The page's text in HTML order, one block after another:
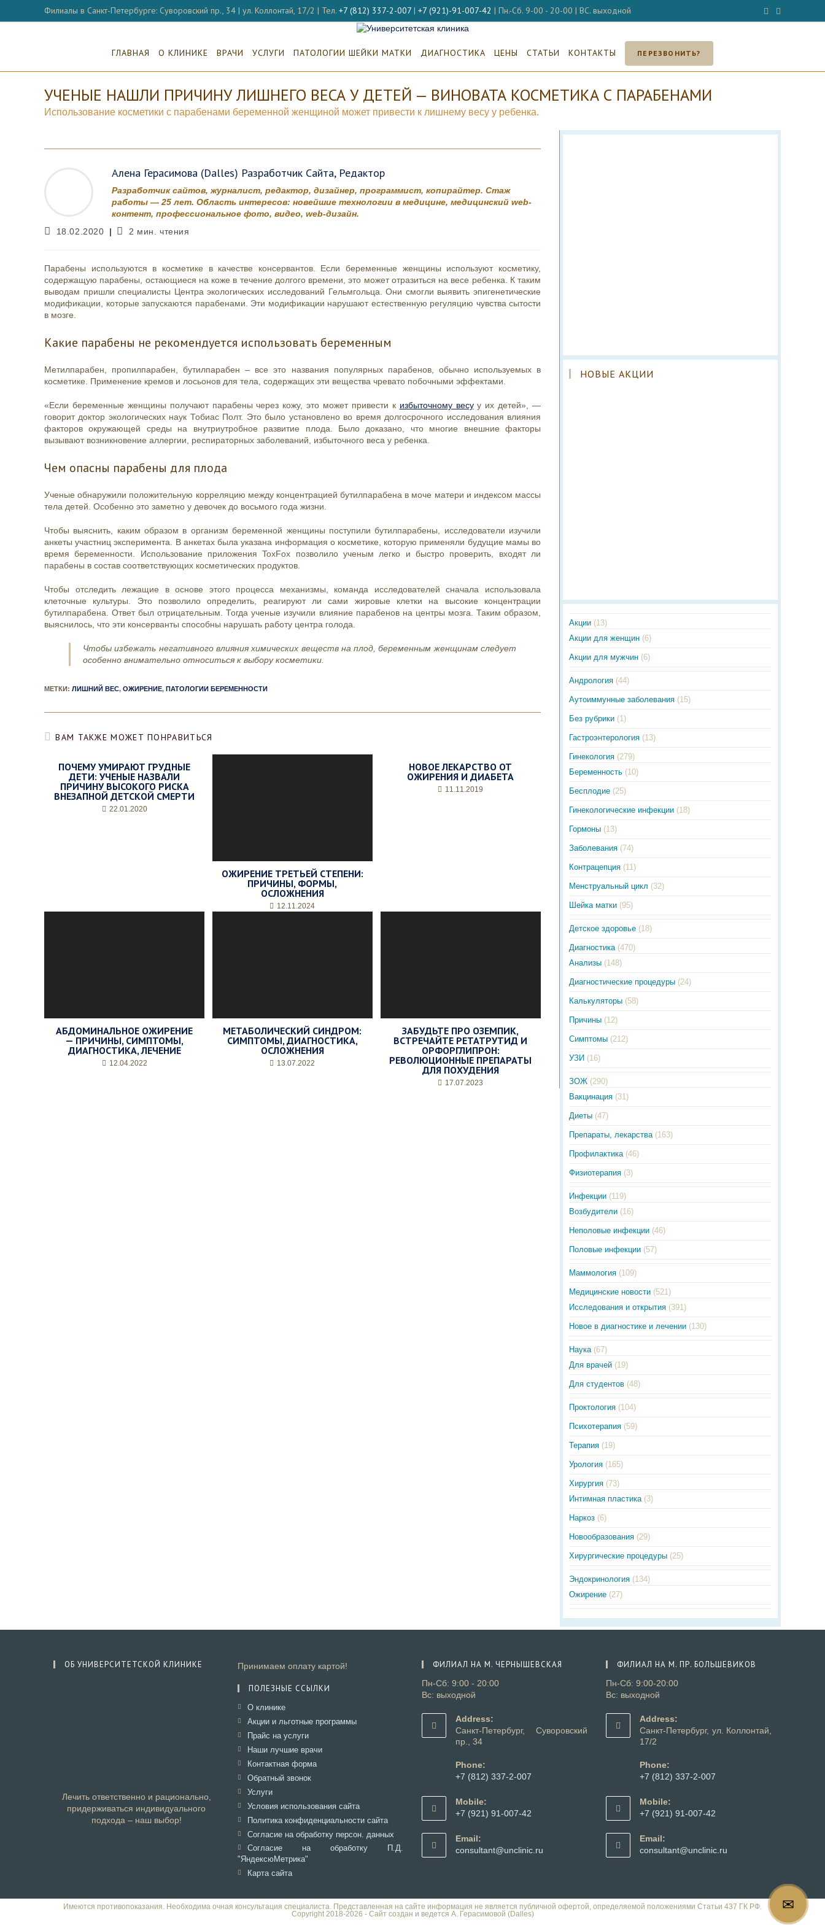
Филиалы в Санкт-Петербурге: Суворовский пр., 34 | ул. Коллонтай, 17/2 | Тел. +7 (812) 337-2-007 | +7 (921)-91-007-42 | Пн.-Сб. 9-00 - 20-00 | ВС. выходной
ГЛАВНАЯ О КЛИНИКЕ ВРАЧИ УСЛУГИ ПАТОЛОГИИ ШЕЙКИ МАТКИ ДИАГНОСТИКА ЦЕНЫ СТАТЬИ КОНТАКТЫ ПЕРЕЗВОНИТЬ?
УЧЕНЫЕ НАШЛИ ПРИЧИНУ ЛИШНЕГО ВЕСА У ДЕТЕЙ — ВИНОВАТА КОСМЕТИКА С ПАРАБЕНАМИ
Использование косметики с парабенами беременной женщиной может привести к лишнему весу у ребенка.
Алена Герасимова (Dalles) Разработчик Сайта, Редактор
Разработчик сайтов, журналист, редактор, дизайнер, программист, копирайтер. Стаж
работы — 25 лет. Область интересов: новейшие технологии в медицине, медицинский web-
контент, профессиональное фото, видео, web-дизайн.
Запись
18.02.2020
Время
2 мин. чтения
Парабены используются в косметике в качестве консервантов. Если беременные женщины используют косметику,
содержащую парабены, остающиеся на коже в течение долгого времени, это может отразиться на весе ребенка. К таким
выводам пришли специалисты Центра экологических исследований Гельмгольца. Они смогли выявить эпигенетические
модификации, которые запускаются парабенами. Эти модификации нарушают естественную регуляцию чувства сытости
в мозге.
Какие парабены не рекомендуется использовать беременным
Метилпарабен, пропилпарабен, бутилпарабен – все это названия популярных парабенов, обычно используемых в
косметике. Применение кремов и лосьонов для тела, содержащих эти вещества чревато побочными эффектами.
«Если беременные женщины получают парабены через кожу, это может привести к избыточному весуу их детей», —
говорит доктор экологических наук Тобиас Полт. Это было установлено во время долгосрочного исследования влияния
факторов окружающей среды на внутриутробное развитие плода. Было доказано, что многие внешние факторы
вызывают возникновение аллергии, респираторных заболеваний, избыточного веса у ребенка.
Чем опасны парабены для плода
Ученые обнаружили положительную корреляцию между концентрацией бутилпарабена в моче матери и индексом массы
тела детей. Особенно это заметно у девочек до восьмого года жизни.
Чтобы выяснить, каким образом в организм беременной женщины поступили бутилпарабены, исследователи изучили
анкеты участниц эксперимента. В анкетах была указана информация о косметике, которую применяли будущие мамы во
время беременности. Использование приложения ToxFox позволило ученым легко и быстро проверить, входят ли
парабены в состав соответствующих косметических продуктов.
Чтобы отследить лежащие в основе этого процесса механизмы, команда исследователей сначала использовала
клеточные культуры. Это позволило определить, реагируют ли сами жировые клетки на высокие концентрации
бутилпарабена. Ответ был отрицательным. Тогда ученые изучили влияние парабенов на центры мозга. Таким образом,
выяснилось, что эти консерванты способны нарушать работу центра голода.
Чтобы избежать негативного влияния химических веществ на плод, беременным женщинам следует
особенно внимательно относиться к выбору косметики.
МЕТКИ: ЛИШНИЙ ВЕС, ОЖИРЕНИЕ, ПАТОЛОГИИ БЕРЕМЕННОСТИ
ВАМ ТАКЖЕ МОЖЕТ ПОНРАВИТЬСЯ
ПОЧЕМУ УМИРАЮТ ГРУДНЫЕ
ДЕТИ: УЧЕНЫЕ НАЗВАЛИ
ПРИЧИНУ ВЫСОКОГО РИСКА
ВНЕЗАПНОЙ ДЕТСКОЙ СМЕРТИ
22.01.2020
ОЖИРЕНИЕ ТРЕТЬЕЙ СТЕПЕНИ:
ПРИЧИНЫ, ФОРМЫ,
ОСЛОЖНЕНИЯ
12.11.2024
НОВОЕ ЛЕКАРСТВО ОТ
ОЖИРЕНИЯ И ДИАБЕТА
11.11.2019
АБДОМИНАЛЬНОЕ ОЖИРЕНИЕ
— ПРИЧИНЫ, СИМПТОМЫ,
ДИАГНОСТИКА, ЛЕЧЕНИЕ
12.04.2022
МЕТАБОЛИЧЕСКИЙ СИНДРОМ:
СИМПТОМЫ, ДИАГНОСТИКА,
ОСЛОЖНЕНИЯ
13.07.2022
ЗАБУДЬТЕ ПРО ОЗЕМПИК,
ВСТРЕЧАЙТЕ РЕТАТРУТИД И
ОРФОРГЛИПРОН:
РЕВОЛЮЦИОННЫЕ ПРЕПАРАТЫ
ДЛЯ ПОХУДЕНИЯ
17.07.2023
НОВЫЕ АКЦИИ
Акции (13)
Акции для женщин (6)
Акции для мужчин (6)
Андрология (44)
Аутоиммунные заболевания (15)
Без рубрики (1)
Гастроэнтерология (13)
Гинекология (279)
Беременность (10)
Бесплодие (25)
Гинекологические инфекции (18)
Гормоны (13)
Заболевания (74)
Контрацепция (11)
Менструальный цикл (32)
Шейка матки (95)
Детское здоровье (18)
Диагностика (470)
Анализы (148)
Диагностические процедуры (24)
Калькуляторы (58)
Причины (12)
Симптомы (212)
УЗИ (16)
ЗОЖ (290)
Вакцинация (31)
Диеты (47)
Препараты, лекарства (163)
Профилактика (46)
Физиотерапия (3)
Инфекции (119)
Возбудители (16)
Неполовые инфекции (46)
Половые инфекции (57)
Маммология (109)
Медицинские новости (521)
Исследования и открытия (391)
Новое в диагностике и лечении (130)
Наука (67)
Для врачей (19)
Для студентов (48)
Проктология (104)
Психотерапия (59)
Терапия (19)
Урология (165)
Хирургия (73)
Интимная пластика (3)
Наркоз (6)
Новообразования (29)
Хирургические процедуры (25)
Эндокринология (134)
Ожирение (27)
ОБ УНИВЕРСИТЕТСКОЙ КЛИНИКЕ
Лечить ответственно и рационально,
придерживаться индивидуального
подхода – наш выбор!
Принимаем оплату картой!
ПОЛЕЗНЫЕ ССЫЛКИ
О клиникеОткроется
в
вкладке
Акции и льготные программыОткроется
Прайс на услугиОткроется
в
вкладке
Наши лучшие врачиОткроется
Контактная формаОткроется
Обратный звонокОткроется
вкладке
УслугиОткроется
в
вкладке
Условия использования сайтаОткроется
в
вкладке
Политика конфиденциальности сайтаОткроется
в
новой
вкладке
Согласие на обработку персон. данных Откроется
в
Согласие на обработку П.Д.
"ЯндексюМетрика"
Откроется
Карта сайтаОткроется
вкладке
ФИЛИАЛ НА М. ЧЕРНЫШЕВСКАЯ
Пн-Сб: 9:00 - 20:00
Вс: выходной
Address:
Санкт-Петербург, Суворовский
пр., 34
Phone:
+7 (812) 337-2-007
в
вашем
Mobile:
+7 (921) 91-007-42
в
вашем
Email:
consultant@unclinic.ru
ФИЛИАЛ НА М. ПР. БОЛЬШЕВИКОВ
Пн-Сб: 9:00-20:00
Вс: выходной
Address:
Санкт-Петербург, ул. Коллонтай,
17/2
Phone:
+7 (812) 337-2-007
в
вашем
Mobile:
+7 (921) 91-007-42
в
вашем
Email:
consultant@unclinic.ru
✉
Имеются противопоказания. Необходима очная консультация специалиста. Представленная на сайте информация не является публичной офертой, определяемой положениями Статьи 437 ГК РФ.
Copyright 2018-2026 - Сайт создан и ведется А. Герасимовой (Dalles)